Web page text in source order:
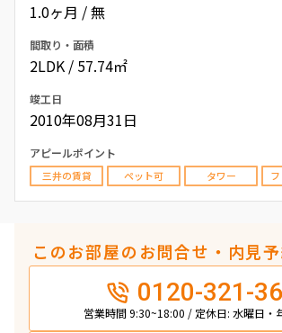
1.0ヶ月 / 無
間取り・面積
2LDK / 57.74㎡
竣工日
2010年08月31日
アピールポイント
三井の賃貸 ペット可 タワー
このお部屋のお問合せ・内見
0120-321-
営業時間 9:30~18:00 / 定休日: 水曜日・